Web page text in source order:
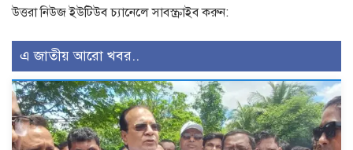
উত্তরা নিউজ ইউটিউব চ্যানেলে সাবস্ক্রাইব করুন:
এ জাতীয় আরো খবর..